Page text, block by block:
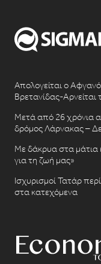
Απολογείται ο
Βρετανίδας-Αρνείται
Μετά από 26 χρόνια
δρόμος Λάρνακας –
Με δάκρυα στα μάτια
για τη ζωή μας»
Ισχυρισμοί Τατάρ
στα κατεχόμενα